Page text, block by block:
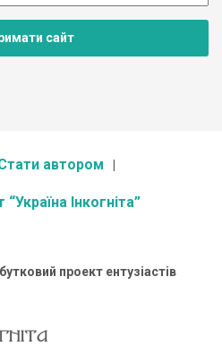
сайт
автором
Інкогніта”
проект ентузіастів